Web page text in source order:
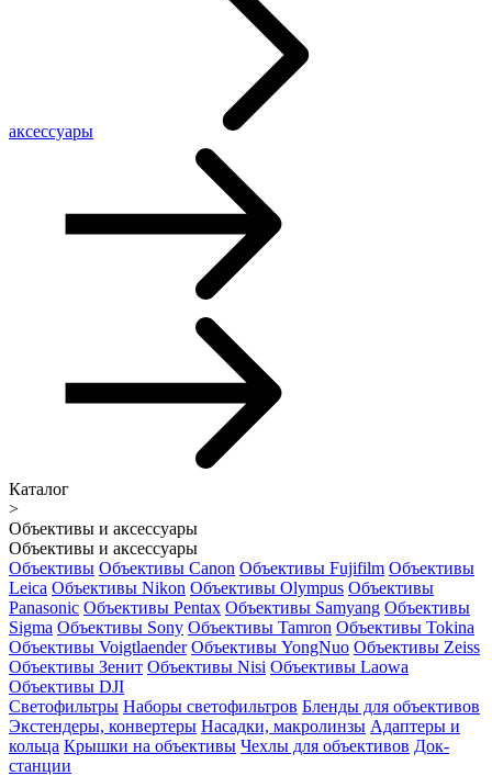
аксессуары
Каталог
>
Объективы и аксессуары
Объективы и аксессуары
Объективы Объективы Canon Объективы Fujifilm Объективы
Leica Объективы Nikon Объективы Olympus Объективы
Panasonic Объективы Pentax Объективы Samyang Объективы
Sigma Объективы Sony Объективы Tamron Объективы Tokina
Объективы Voigtlaender Объективы YongNuo Объективы Zeiss
Объективы Зенит Объективы Nisi Объективы Laowa
Объективы DJI
Светофильтры Наборы светофильтров Бленды для объективов
Экстендеры, конвертеры Насадки, макролинзы Адаптеры и
кольца Крышки на объективы Чехлы для объективов Док-
станции